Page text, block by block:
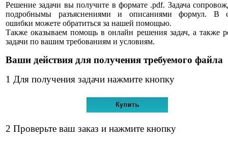
Решение задачи вы получите в формате .pdf. Задача
подробнымы разъяснениями и описаниями формул. В
ошибки можете обратиться за нашей помощью.
Также оказываем помощь в онлайн решения задач, а также
задачи по вашим требованиям и условиям.
Ваши действия для получения требуемого файла
1 Для получения задачи нажмите кнопку
2 Проверьте ваш заказ и нажмите кнопку